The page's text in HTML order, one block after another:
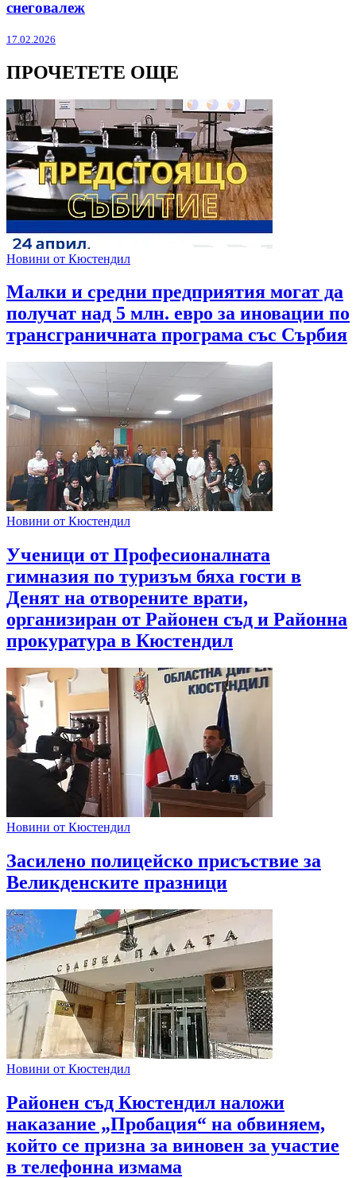
снеговалеж
17.02.2026
ПРОЧЕТЕТЕ ОЩЕ
Новини от Кюстендил
Малки и средни предприятия могат да
получат над 5 млн. евро за иновации по
трансграничната програма със Сърбия
Новини от Кюстендил
Ученици от Професионалната
гимназия по туризъм бяха гости в
Денят на отворените врати,
организиран от Районен съд и Районна
прокуратура в Кюстендил
Новини от Кюстендил
Засилено полицейско присъствие за
Великденските празници
Новини от Кюстендил
Районен съд Кюстендил наложи
наказание „Пробация“ на обвиняем,
който се призна за виновен за участие
в телефонна измама